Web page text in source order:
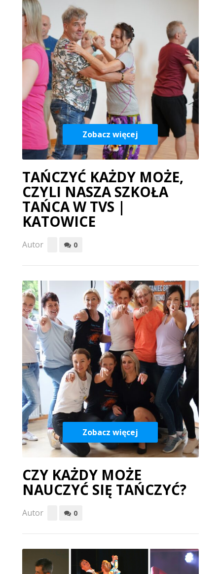
Zobacz więcej
TAŃCZYĆ KAŻDY MOŻE,
CZYLI NASZA SZKOŁA
TAŃCA W TVS |
KATOWICE
Autor 0
Zobacz więcej
CZY KAŻDY MOŻE
NAUCZYĆ SIĘ TAŃCZYĆ?
Autor 0